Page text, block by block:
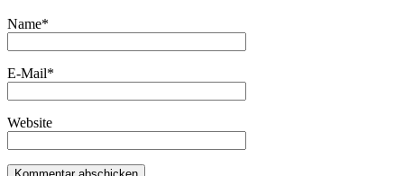
Name*
E-Mail*
Website